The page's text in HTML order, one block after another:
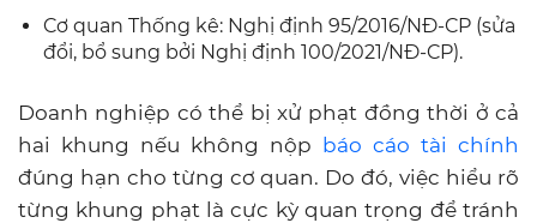
Cơ quan Thống kê: Nghị định 95/2016/NĐ-CP (sửa
đổi, bổ sung bởi Nghị định 100/2021/NĐ-CP).
Doanh nghiệp có thể bị xử phạt đồng thời ở cả
hai khung nếu không nộp báo cáo tài chính
đúng hạn cho từng cơ quan. Do đó, việc hiểu rõ
từng khung phạt là cực kỳ quan trọng để tránh